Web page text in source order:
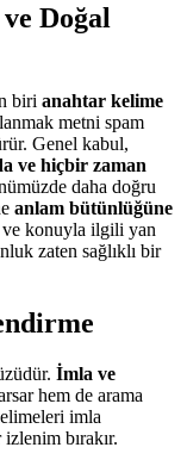
Doğal
biri anahtar kelime
metni spam
Genel kabul,
ve hiçbir zaman
daha doğru
anlam bütünlüğüne
ve konuyla ilgili yan
zaten sağlıklı bir
İmla ve
hem de arama
imla
bırakır.